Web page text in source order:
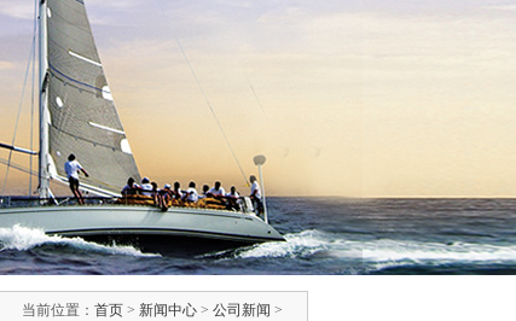
当前位置： 首页 > 新闻中心 > 公司新闻 >